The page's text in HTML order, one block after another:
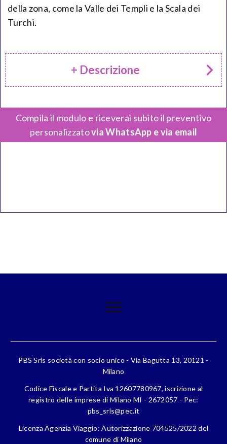
della zona, come la Valle dei Templi e la Scala dei
Turchi.
+ Descrizione
Compila il modulo e riceverai subito il preventivo
personalizzatovia WhatsApp e via email
PBS Srls società con socio unico - Via Bagutta 13, 20121 -
Milano
Codice Fiscale e Partita Iva 12607780967, iscrizione al
registro delle imprese di Milano MI - 2672057 - Pec:
pbs_srls@pec.it
Licenza Agenzia Viaggio: Autorizzazione 704525/2022 del
comune di Milano